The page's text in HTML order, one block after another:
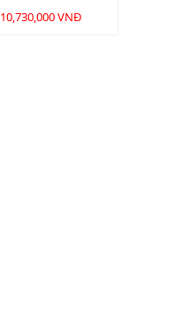
10,730,000 VNĐ